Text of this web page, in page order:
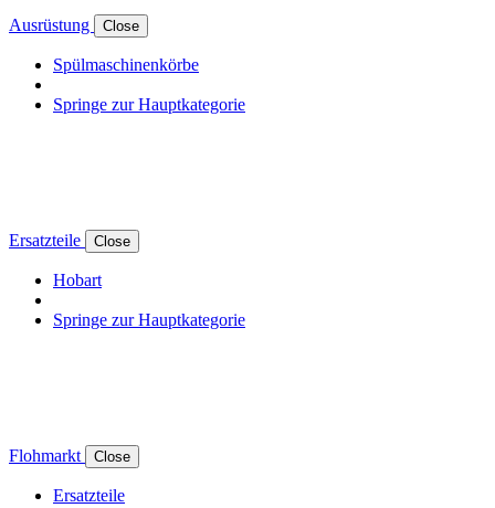
Ausrüstung Close
Spülmaschinenkörbe
Springe zur Hauptkategorie
Ersatzteile Close
Hobart
Springe zur Hauptkategorie
Flohmarkt Close
Ersatzteile